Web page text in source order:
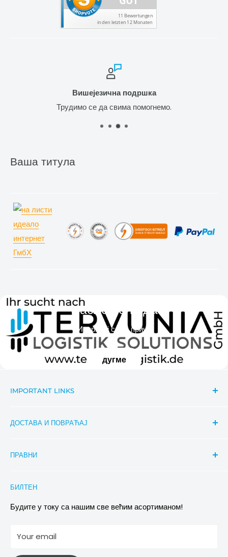
Вишејезична подршка
Трудимо се да свима помогнемо.
Ваша титула
Наслов слајда
Испричај своју причу
дугме
IMPORTANT LINKS
Contact
Aktionsbeschreibung Rabatte
Images & references
ДОСТАВА И ПОВРАЋАЈ
Услови достављања
ПРАВНИ
Политика отказивања
Услови
Информације о електричној и електронској опреми
БИЛТЕН
Будите у току са нашим све већим асортиманом!
Your email